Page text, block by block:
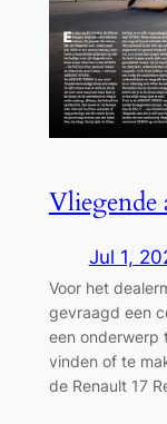
Vliegende
Jul 1,
Voor het
gevraagd een
een onderwerp
vinden of te
de Renault 17